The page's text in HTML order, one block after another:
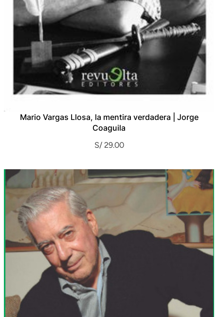
Mario Vargas Llosa, la mentira verdadera | Jorge
Coaguila
S/29.00